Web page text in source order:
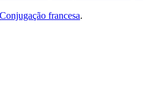
Conjugação francesa.